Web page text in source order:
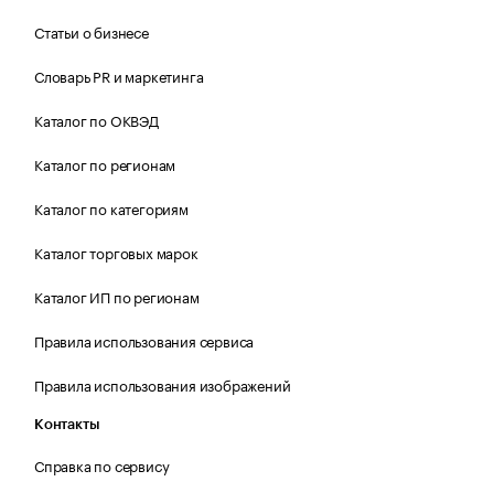
Статьи о бизнесе
Словарь PR и маркетинга
Каталог по ОКВЭД
Каталог по регионам
Каталог по категориям
Каталог торговых марок
Каталог ИП по регионам
Правила использования сервиса
Правила использования изображений
Контакты
Справка по сервису